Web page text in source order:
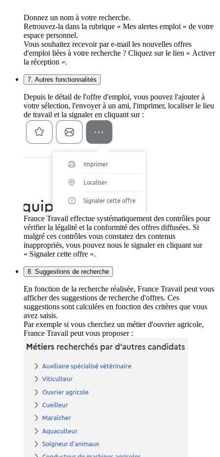
Donnez un nom à votre recherche.
Retrouvez-la dans la rubrique « Mes alertes emploi » de votre
espace personnel.
Vous souhaitez recevoir par e-mail les nouvelles offres
d'emploi liées à votre recherche ? Cliquez sur le lien « Activer
la réception ».
7. Autres fonctionnalités
Depuis le détail de l'offre d'emploi, vous pouvez l'ajouter à
votre sélection, l'envoyer à un ami, l'imprimer, localiser le lieu
de travail et la signaler en cliquant sur :
France Travail effectue systématiquement des contrôles pour
vérifier la légalité et la conformité des offres diffusées. Si
malgré ces contrôles vous constatez des contenus
inappropriés, vous pouvez nous le signaler en cliquant sur
« Signaler cette offre ».
8. Suggestions de recherche
En fonction de la recherche réalisée, France Travail peut vous
afficher des suggestions de recherche d'offres. Ces
suggestions sont calculées en fonction des critères que vous
avez saisis.
Par exemple si vous cherchez un métier d'ouvrier agricole,
France Travail peut vous proposer :